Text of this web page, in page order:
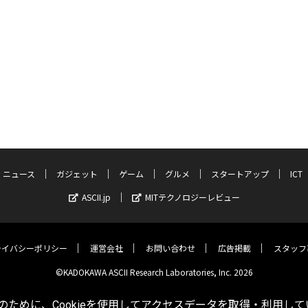
ニュース ガジェット ゲーム グルメ スタートアップ
ICT
ASCII.jp
MITテクノロジーレビュー
バシーポリシー 運営会社 お問い合わせ 広告掲載 スタッ
©KADOKAWA ASCII Research Laboratories, Inc. 2026
めに、Cookieを使用してアクセスデータを取得・利用して